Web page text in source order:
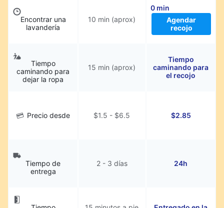
Encontrar una
lavandería
10 min (aprox)
0 min
Agendar
recojo
Tiempo
caminando para
dejar la ropa
15 min (aprox)
Tiempo
caminando para
el recojo
Precio desde $1.5 - $6.5 $2.85
Tiempo de
entrega
2 - 3 días 24h